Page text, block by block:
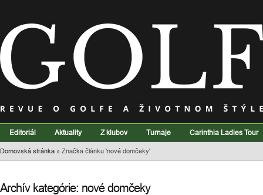
Editoriál Aktuality Z klubov Turnaje Carinthia Ladies Tour
Domovská stránka » Značka článku 'nové domčeky'
Archív kategórie: nové domčeky